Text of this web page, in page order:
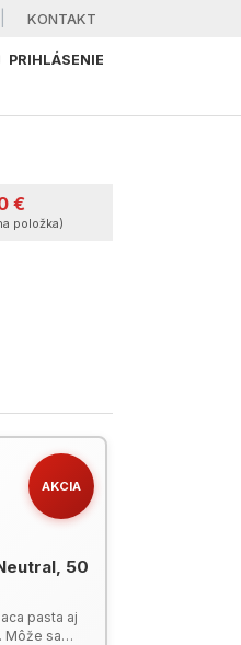
KONTAKT
PRIHLÁSENIE
€
položka)
AKCIA
50
pasta aj